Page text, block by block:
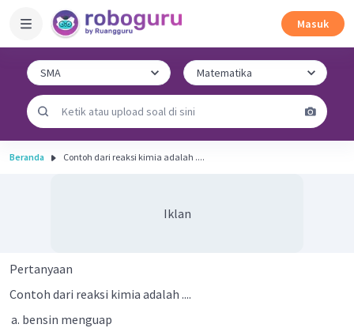
Masuk
Beranda Contoh dari reaksi kimia adalah ....
Iklan
Pertanyaan
Contoh dari reaksi kimia adalah ....
bensin menguap